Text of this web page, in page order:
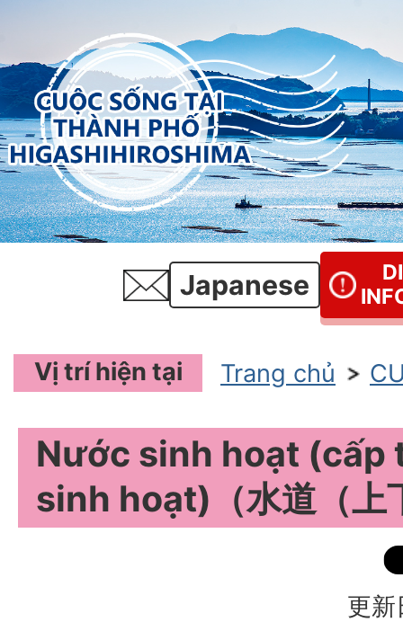
Japanese
Vị trí hiện tại Trang chủ
Nước sinh hoạt (cấp
sinh hoạt)（水道（上
更